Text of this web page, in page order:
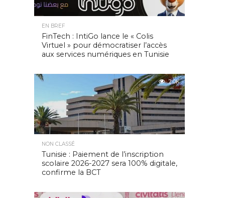
EN BREF
FinTech : IntiGo lance le « Colis
Virtuel » pour démocratiser l’accès
aux services numériques en Tunisie
2.0K
NON CLASSÉ
Tunisie : Paiement de l’inscription
scolaire 2026-2027 sera 100% digitale,
confirme la BCT